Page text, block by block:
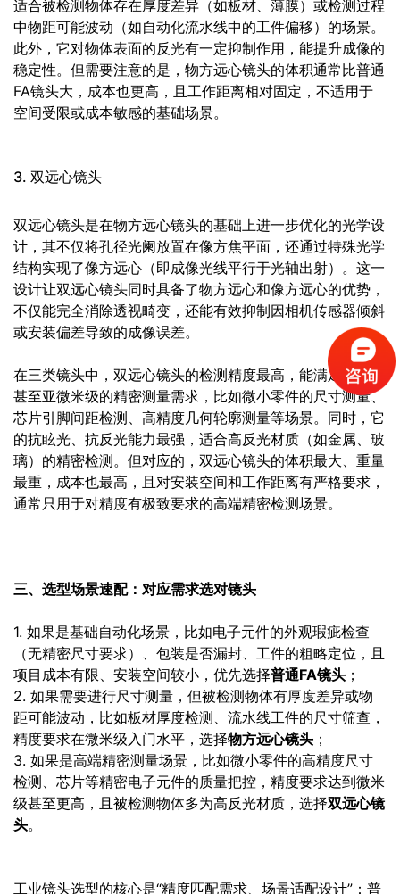
适合被检测物体存在厚度差异（如板材、薄膜）或检测过程
中物距可能波动（如自动化流水线中的工件偏移）的场景。
此外，它对物体表面的反光有一定抑制作用，能提升成像的
稳定性。但需要注意的是，物方远心镜头的体积通常比普通
FA镜头大，成本也更高，且工作距离相对固定，不适用于
空间受限或成本敏感的基础场景。
3. 双远心镜头
双远心镜头是在物方远心镜头的基础上进一步优化的光学设
计，其不仅将孔径光阑放置在像方焦平面，还通过特殊光学
结构实现了像方远心（即成像光线平行于光轴出射）。这一
设计让双远心镜头同时具备了物方远心和像方远心的优势，
不仅能完全消除透视畸变，还能有效抑制因相机传感器倾斜
或安装偏差导致的成像误差。
在三类镜头中，双远心镜头的检测精度最高，能满足微米级
甚至亚微米级的精密测量需求，比如微小零件的尺寸测量、
芯片引脚间距检测、高精度几何轮廓测量等场景。同时，它
的抗眩光、抗反光能力最强，适合高反光材质（如金属、玻
璃）的精密检测。但对应的，双远心镜头的体积最大、重量
最重，成本也最高，且对安装空间和工作距离有严格要求，
通常只用于对精度有极致要求的高端精密检测场景。
三、选型场景速配：对应需求选对镜头
1. 如果是基础自动化场景，比如电子元件的外观瑕疵检查
（无精密尺寸要求）、包装是否漏封、工件的粗略定位，且
项目成本有限、安装空间较小，优先选择普通FA镜头 ；
2. 如果需要进行尺寸测量，但被检测物体有厚度差异或物
距可能波动，比如板材厚度检测、流水线工件的尺寸筛查，
精度要求在微米级入门水平，选择物方远心镜头 ；
3. 如果是高端精密测量场景，比如微小零件的高精度尺寸
检测、芯片等精密电子元件的质量把控，精度要求达到微米
级甚至更高，且被检测物体多为高反光材质，选择双远心镜
头。
工业镜头选型的核心是“精度匹配需求、场景适配设计”：普